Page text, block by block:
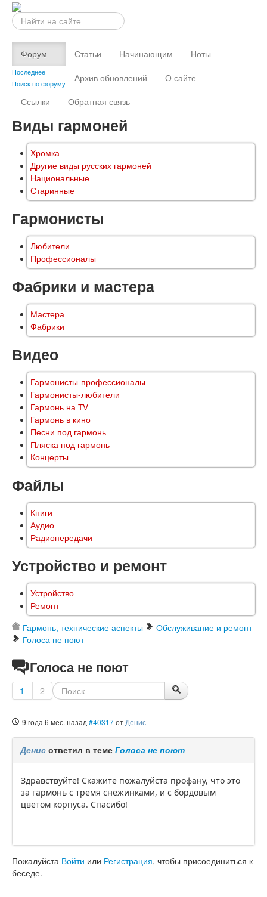
Искать...
Форум
Последнее
Поиск по форуму
Статьи Начинающим
Ноты
Архив обновлений
О сайте
Ссылки
Обратная связь
Виды гармоней
Хромка
Другие виды русских гармоней
Национальные
Старинные
Гармонисты
Любители
Профессионалы
Фабрики и мастера
Мастера
Фабрики
Видео
Гармонисты-профессионалы
Гармонисты-любители
Гармонь на TV
Гармонь в кино
Песни под гармонь
Пляска под гармонь
Концерты
Файлы
Книги
Аудио
Радиопередачи
Устройство и ремонт
Устройство
Ремонт
Гармонь, технические аспекты
Обслуживание и ремонт
Голоса не поют
Голоса не поют
1 2
9 года 6 мес. назад #40317от Денис
Денис ответил в теме Голоса не поют
Здравствуйте! Скажите пожалуйста профану, что это
за гармонь с тремя снежинками, и с бордовым
цветом корпуса. Спасибо!
Пожалуйста Войти или Регистрация, чтобы присоединиться к
беседе.